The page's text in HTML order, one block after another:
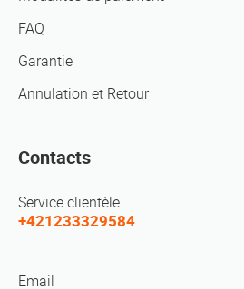
FAQ
Garantie
Annulation et Retour
Contacts
Service clientèle
+421233329584
Email